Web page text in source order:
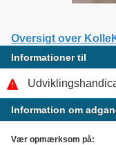
Oversigt over
Informationer til
Information om
Vær opmærksom på: